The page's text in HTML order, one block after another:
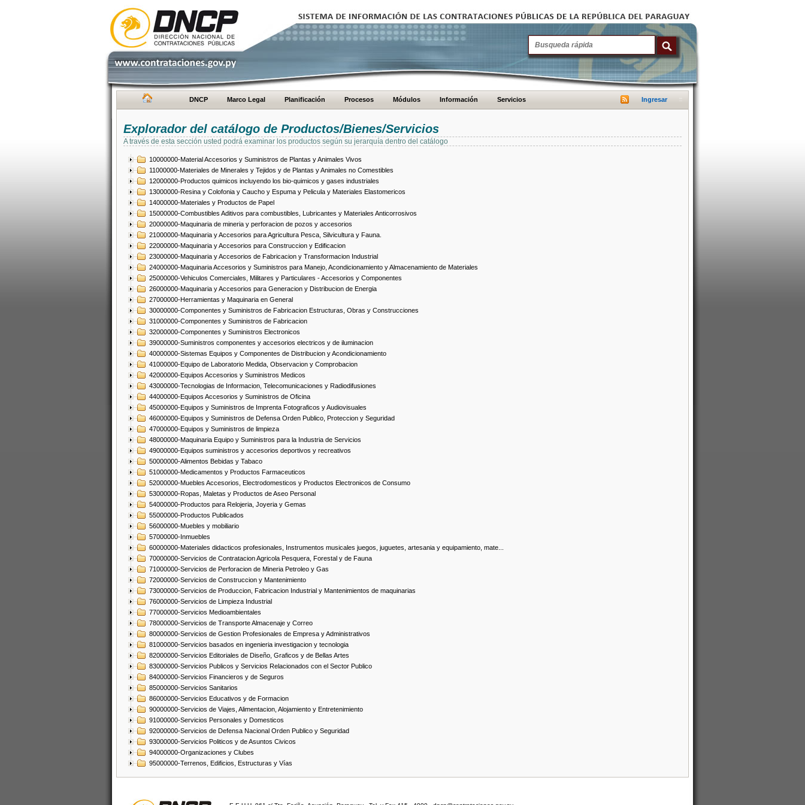
DNCP Marco Legal Planificación Procesos Módulos Información Servicios Ingresar
Explorador del catálogo de Productos/Bienes/Servicios
A través de esta sección usted podrá examinar los productos según su jerarquía dentro del catálogo
10000000-Material Accesorios y Suministros de Plantas y Animales Vivos
11000000-Materiales de Minerales y Tejidos y de Plantas y Animales no Comestibles
12000000-Productos quimicos incluyendo los bio-quimicos y gases industriales
13000000-Resina y Colofonia y Caucho y Espuma y Pelicula y Materiales Elastomericos
14000000-Materiales y Productos de Papel
15000000-Combustibles Aditivos para combustibles, Lubricantes y Materiales Anticorrosivos
20000000-Maquinaria de mineria y perforacion de pozos y accesorios
21000000-Maquinaria y Accesorios para Agricultura Pesca, Silvicultura y Fauna.
22000000-Maquinaria y Accesorios para Construccion y Edificacion
23000000-Maquinaria y Accesorios de Fabricacion y Transformacion Industrial
24000000-Maquinaria Accesorios y Suministros para Manejo, Acondicionamiento y Almacenamiento de Materiales
25000000-Vehiculos Comerciales, Militares y Particulares - Accesorios y Componentes
26000000-Maquinaria y Accesorios para Generacion y Distribucion de Energia
27000000-Herramientas y Maquinaria en General
30000000-Componentes y Suministros de Fabricacion Estructuras, Obras y Construcciones
31000000-Componentes y Suministros de Fabricacion
32000000-Componentes y Suministros Electronicos
39000000-Suministros componentes y accesorios electricos y de iluminacion
40000000-Sistemas Equipos y Componentes de Distribucion y Acondicionamiento
41000000-Equipo de Laboratorio Medida, Observacion y Comprobacion
42000000-Equipos Accesorios y Suministros Medicos
43000000-Tecnologias de Informacion, Telecomunicaciones y Radiodifusiones
44000000-Equipos Accesorios y Suministros de Oficina
45000000-Equipos y Suministros de Imprenta Fotograficos y Audiovisuales
46000000-Equipos y Suministros de Defensa Orden Publico, Proteccion y Seguridad
47000000-Equipos y Suministros de limpieza
48000000-Maquinaria Equipo y Suministros para la Industria de Servicios
49000000-Equipos suministros y accesorios deportivos y recreativos
50000000-Alimentos Bebidas y Tabaco
51000000-Medicamentos y Productos Farmaceuticos
52000000-Muebles Accesorios, Electrodomesticos y Productos Electronicos de Consumo
53000000-Ropas, Maletas y Productos de Aseo Personal
54000000-Productos para Relojeria, Joyeria y Gemas
55000000-Productos Publicados
56000000-Muebles y mobiliario
57000000-Inmuebles
60000000-Materiales didacticos profesionales, Instrumentos musicales juegos, juguetes, artesania y equipamiento, mate...
70000000-Servicios de Contratacion Agricola Pesquera, Forestal y de Fauna
71000000-Servicios de Perforacion de Mineria Petroleo y Gas
72000000-Servicios de Construccion y Mantenimiento
73000000-Servicios de Produccion, Fabricacion Industrial y Mantenimientos de maquinarias
76000000-Servicios de Limpieza Industrial
77000000-Servicios Medioambientales
78000000-Servicios de Transporte Almacenaje y Correo
80000000-Servicios de Gestion Profesionales de Empresa y Administrativos
81000000-Servicios basados en ingenieria investigacion y tecnologia
82000000-Servicios Editoriales de Diseño, Graficos y de Bellas Artes
83000000-Servicios Publicos y Servicios Relacionados con el Sector Publico
84000000-Servicios Financieros y de Seguros
85000000-Servicios Sanitarios
86000000-Servicios Educativos y de Formacion
90000000-Servicios de Viajes, Alimentacion, Alojamiento y Entretenimiento
91000000-Servicios Personales y Domesticos
92000000-Servicios de Defensa Nacional Orden Publico y Seguridad
93000000-Servicios Politicos y de Asuntos Civicos
94000000-Organizaciones y Clubes
95000000-Terrenos, Edificios, Estructuras y Vías